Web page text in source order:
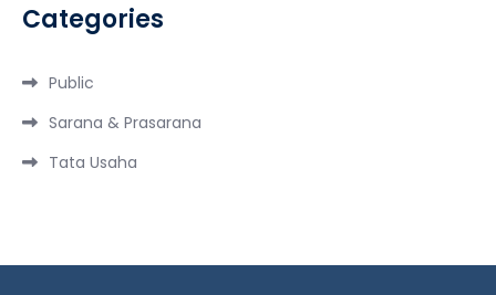
Categories
Public
Sarana & Prasarana
Tata Usaha